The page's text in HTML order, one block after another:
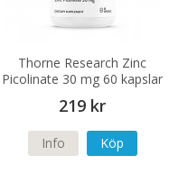
Thorne Research Zinc
Picolinate 30 mg 60 kapslar
219 kr
Info Köp